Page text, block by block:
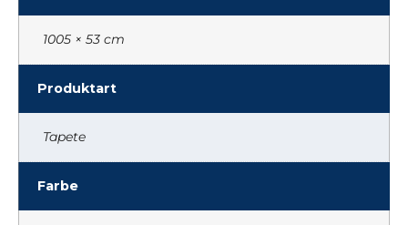
1005 × 53 cm
Produktart
Tapete
Farbe